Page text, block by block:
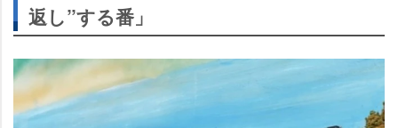
返し”する番」